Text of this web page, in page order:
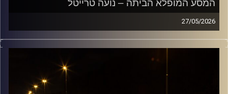
המסע המופלא הביתה – נועה טרייטל
27/05/2026
מוזיקה שתלווה אותנו אחרי יום עבודה ארוך ותחזיר אותנו
הביתה בשלום עם נועה טרייטל
קרדיט תמונות: